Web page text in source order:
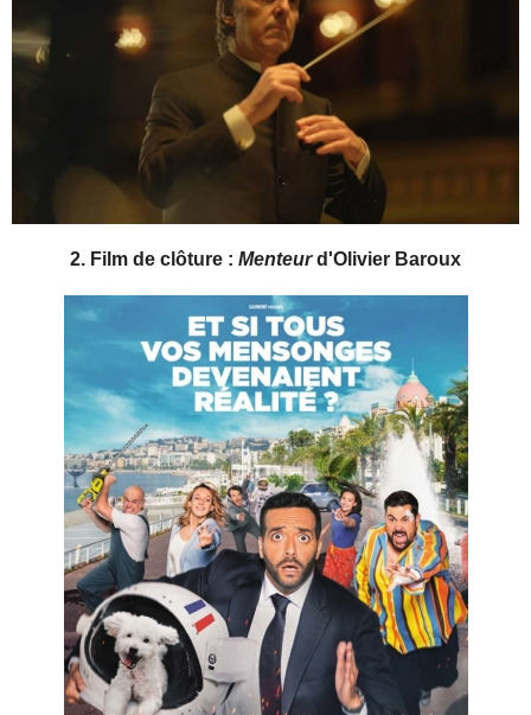
2. Film de clôture : Menteurd'Olivier Baroux